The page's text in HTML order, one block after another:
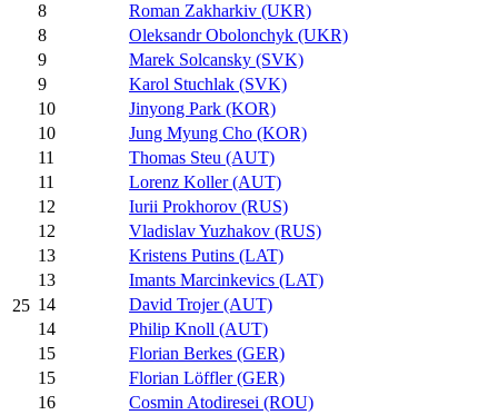
25
8
Roman Zakharkiv (UKR)
8
Oleksandr Obolonchyk (UKR)
9
Marek Solcansky (SVK)
9
Karol Stuchlak (SVK)
10
Jinyong Park (KOR)
10
Jung Myung Cho (KOR)
11
Thomas Steu (AUT)
11
Lorenz Koller (AUT)
12
Iurii Prokhorov (RUS)
12
Vladislav Yuzhakov (RUS)
13
Kristens Putins (LAT)
13
Imants Marcinkevics (LAT)
14
David Trojer (AUT)
14
Philip Knoll (AUT)
15
Florian Berkes (GER)
15
Florian Löffler (GER)
16
Cosmin Atodiresei (ROU)